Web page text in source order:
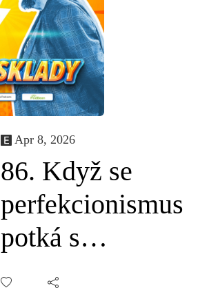
Apr 8, 2026
86.⁠ ⁠Když se
perfekcionismus
potká s
miliardovou